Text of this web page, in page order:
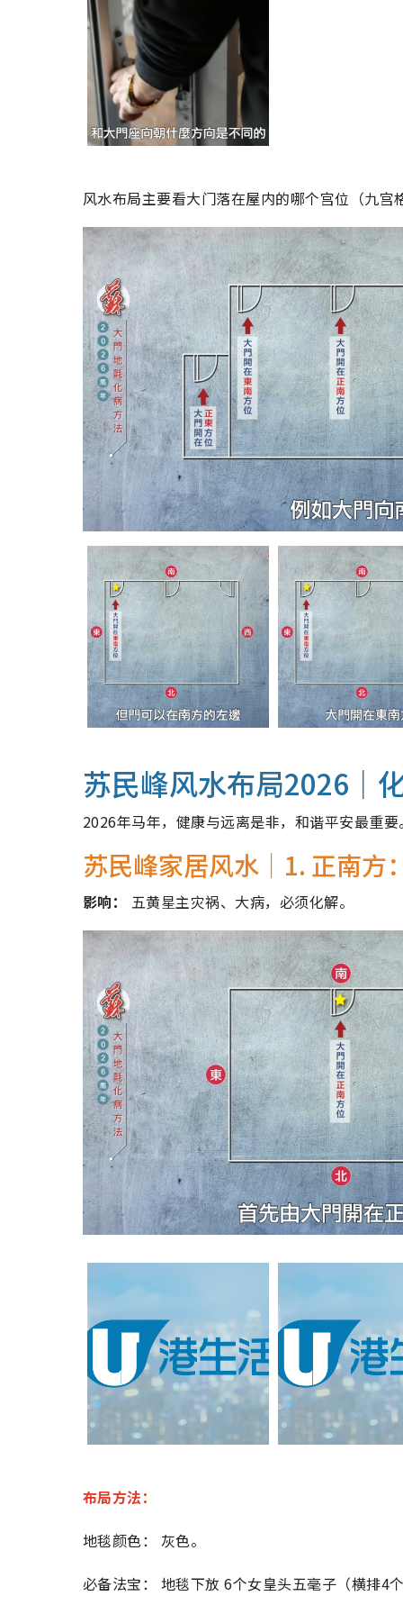
风水布局主要看大门落在屋内的哪个宫位（九宫
苏民峰风水布局2026｜
2026年马年，健康与远离是非，和谐平安最重
苏民峰家居风水｜1. 正南方
影响： 五黄星主灾祸、大病，必须化解。
布局方法：
地毯颜色： 灰色。
必备法宝： 地毯下放 6个女皇头五毫子（横排4